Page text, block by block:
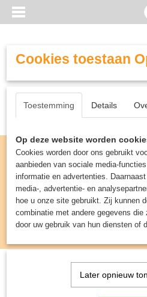
Inloggen Registreren
Spellen & Puzzels>
Cookies toestaan
Toestemming Details
Op deze website worden
Cookies worden door ons gebruikt
aanbieden van sociale media-
informatie en advertenties.
media-, advertentie- en
hoe u onze site gebruikt. Zij kunnen
combinatie met andere gegevens
door uw gebruik van hun diensten of
Later opnieuw